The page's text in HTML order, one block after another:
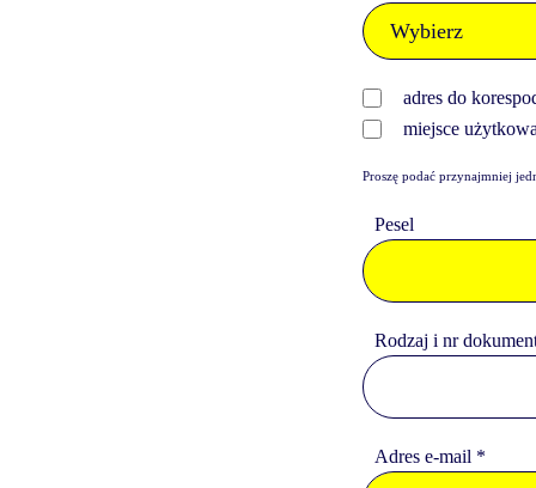
adres do
miejsce
Proszę podać przynajmniej
Pesel
Rodzaj i nr
Adres e-mail *